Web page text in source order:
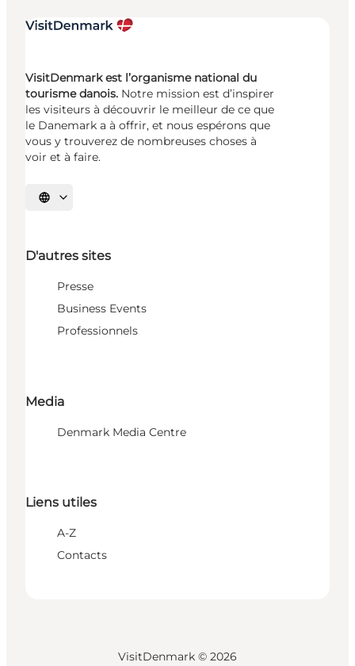
VisitDenmark est l’organisme national du
tourisme danois. Notre mission est d’inspirer
les visiteurs à découvrir le meilleur de ce que
le Danemark a à offrir, et nous espérons que
vous y trouverez de nombreuses choses à
voir et à faire.
Choisissez la langue
D'autres sites
Presse
Business Events
Professionnels
Media
Denmark Media Centre
Liens utiles
A-Z
Contacts
VisitDenmark © 2026